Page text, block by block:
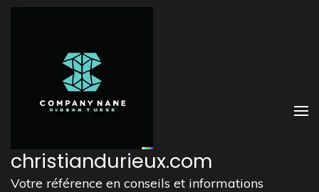
Aller
christiandurieux.com
Votre référence en conseils et informations